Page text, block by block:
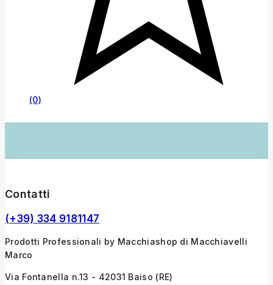
(0)
Contatti
(+39) 334 9181147
Prodotti Professionali by Macchiashop di Macchiavelli
Marco
Via Fontanella n.13 - 42031 Baiso (RE)